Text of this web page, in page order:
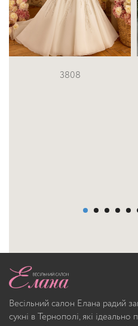
Весільний салон Елана радий
сукні в Тернополі, які ідеально